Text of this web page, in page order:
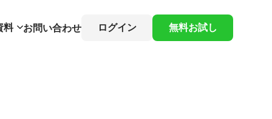
料 お問い合わせ ログイン 無料お試し